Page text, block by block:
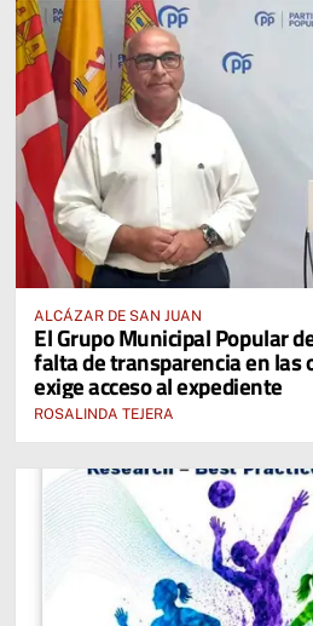
ALCÁZAR DE SAN JUAN
El Grupo Municipal Popular
falta de transparencia en las
exige acceso al expediente
ROSALINDA TEJERA